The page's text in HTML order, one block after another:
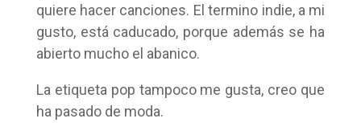
quiere hacer canciones. El termino indie, a mi
gusto, está caducado, porque además se ha
abierto mucho el abanico.
La etiqueta pop tampoco me gusta, creo que
ha pasado de moda.